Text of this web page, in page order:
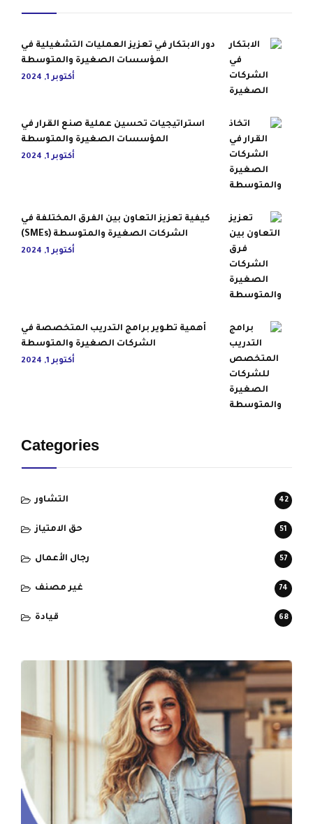
دور الابتكار في تعزيز العمليات التشغيلية في
المؤسسات الصغيرة والمتوسطة
أكتوبر 1, 2024
استراتيجيات تحسين عملية صنع القرار في
المؤسسات الصغيرة والمتوسطة
أكتوبر 1, 2024
كيفية تعزيز التعاون بين الفرق المختلفة في
الشركات الصغيرة والمتوسطة (SMEs)
أكتوبر 1, 2024
أهمية تطوير برامج التدريب المتخصصة في
الشركات الصغيرة والمتوسطة
أكتوبر 1, 2024
Categories
التشاور 42
حق الامتياز 51
رجال الأعمال 57
غير مصنف 74
قيادة 68